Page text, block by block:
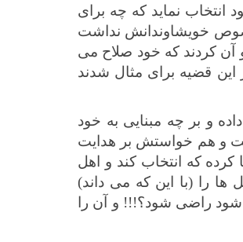
انتخاب نماید که چه برای
خویشاوندانش نداشت
آن کردند که خود صلاح می
قضیه برای مثال شدند
و بر چه مبنایی به خود
و هم خواستش بر هدایت
که انتخاب کند و اهل
را (با این که می داند)
شود راضی شود؟!!! و آن را